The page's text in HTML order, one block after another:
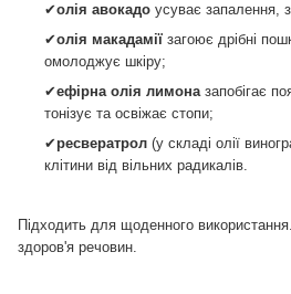
✔олія авокадо усуває запалення,
✔олія макадамії загоює дрібні
омолоджує шкіру;
✔ефірна олія лимоназапобігає
тонізує та освіжає стопи;
✔ресвератрол (у складі олії
клітини від вільних радикалів.
Підходить для щоденного
здоров'я речовин.